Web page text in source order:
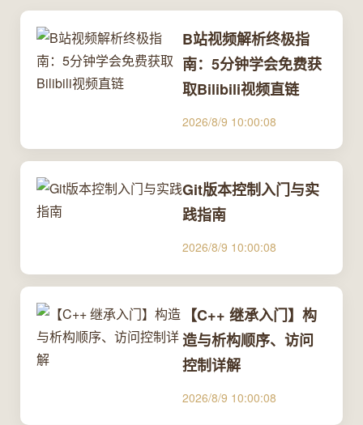
B站视频解析终极指
南：5分钟学会免费获
取Bilibili视频直链
2026/8/9 10:00:08
Git版本控制入门与实
践指南
2026/8/9 10:00:08
【C++ 继承入门】构
造与析构顺序、访问
控制详解
2026/8/9 10:00:08